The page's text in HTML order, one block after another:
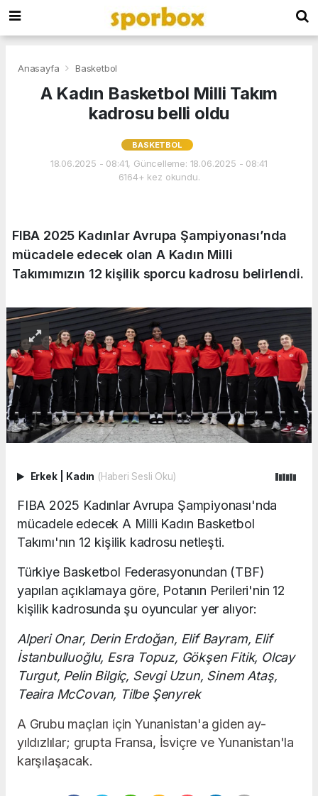
Anasayfa Basketbol
A Kadın Basketbol Milli Takım
kadrosu belli oldu
BASKETBOL
18.06.2025 - 08:41, Güncelleme: 18.06.2025 - 08:41
6164+ kez okundu.
FIBA 2025 Kadınlar Avrupa Şampiyonası’nda
mücadele edecek olan A Kadın Milli
Takımımızın 12 kişilik sporcu kadrosu belirlendi.
Erkek Kadın (Haberi Sesli Oku)
FIBA 2025 Kadınlar Avrupa Şampiyonası'nda
mücadele edecek A Milli Kadın Basketbol
Takımı'nın 12 kişilik kadrosu netleşti.
Türkiye Basketbol Federasyonundan (TBF)
yapılan açıklamaya göre, Potanın Perileri'nin 12
kişilik kadrosunda şu oyuncular yer alıyor:
Alperi Onar, Derin Erdoğan, Elif Bayram, Elif
İstanbulluoğlu, Esra Topuz, Gökşen Fitik, Olcay
Turgut, Pelin Bilgiç, Sevgi Uzun, Sinem Ataş,
Teaira McCovan, Tilbe Şenyrek
A Grubu maçları için Yunanistan'a giden ay-
yıldızlılar; grupta Fransa, İsviçre ve Yunanistan'la
karşılaşacak.